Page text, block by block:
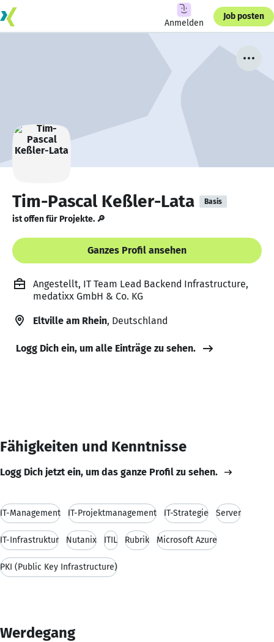
Anmelden
Job posten
Tim-Pascal Keßler-Lata Basis
ist offen für Projekte. 🔎
Ganzes Profil ansehen
Angestellt, IT Team Lead Backend Infrastructure,
medatixx GmbH & Co. KG
Eltville am Rhein, Deutschland
Logg Dich ein, um alle Einträge zu sehen.
Fähigkeiten und Kenntnisse
Logg Dich jetzt ein, um das ganze Profil zu sehen.
IT-Management IT-Projektmanagement IT-Strategie Server
IT-Infrastruktur Nutanix ITIL Rubrik Microsoft Azure
PKI (Public Key Infrastructure)
Werdegang